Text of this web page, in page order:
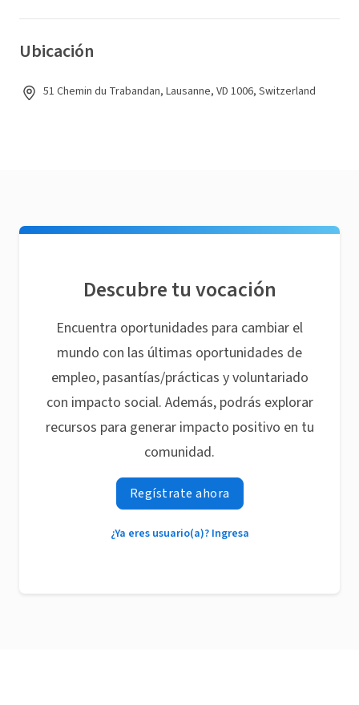
Ubicación
51 Chemin du Trabandan, Lausanne, VD 1006, Switzerland
Descubre tu vocación
Encuentra oportunidades para cambiar el
mundo con las últimas oportunidades de
empleo, pasantías/prácticas y voluntariado
con impacto social. Además, podrás explorar
recursos para generar impacto positivo en tu
comunidad.
Regístrate ahora
¿Ya eres usuario(a)? Ingresa